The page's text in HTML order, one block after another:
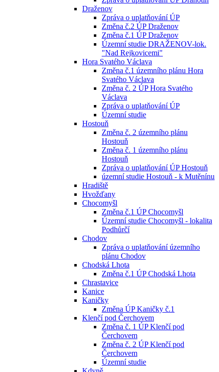
Draženov
Zpráva o uplatňování ÚP
Změna č.2 ÚP Draženov
Změna č.1 ÚP Draženov
Územní studie DRAŽENOV-lok.
"Nad Rejkovicemi"
Hora Svatého Václava
Změna č.1 územního plánu Hora
Svatého Václava
Změna č. 2 ÚP Hora Svatého
Václava
Zpráva o uplatňování ÚP
Územní studie
Hostouň
Změna č. 2 územního plánu
Hostouň
Změna č. 1 územního plánu
Hostouň
Zpráva o uplatňování ÚP Hostouň
územní studie Hostouň - k Mutěnínu
Hradiště
Hvožďany
Chocomyšl
Změna č.1 ÚP Chocomyšl
Územní studie Chocomyšl - lokalita
Podhůrčí
Chodov
Zpráva o uplatňování územního
plánu Chodov
Chodská Lhota
Změna č.1 ÚP Chodská Lhota
Chrastavice
Kanice
Kaničky
Změna ÚP Kaničky č.1
Klenčí pod Čerchovem
Změna č. 1 ÚP Klenčí pod
Čerchovem
Změna č. 2 ÚP Klenčí pod
Čerchovem
Územní studie